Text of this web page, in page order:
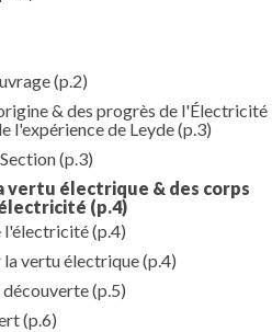
(p.2)
& des progrès de l'Électricité
l'expérience de Leyde(p.3)
(p.3)
vertu électrique & des corps
(p.4)
l'électricité(p.4)
vertu électrique(p.4)
(p.5)
(p.6)